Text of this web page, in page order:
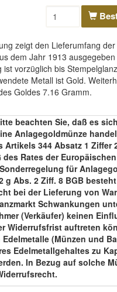
zeigt den Lieferumfang
dem Jahr 1913
ist vorzüglich bis
Metall ist Gold.
Goldes 7.16 Gramm.
beachten Sie, daß es
Anlagegoldmünze
Artikels 344 Absatz 1 Ziffer
des Rates der
für
g Abs. 2 Ziff. 8 BGB
bei der Lieferung von
Schwankungen
(Verkäufer) keinen
Widerrufsfrist auftreten
(Münzen und
Edelmetallgehaltes zu
In Bezug auf solche